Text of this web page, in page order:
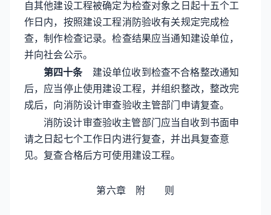
自其他建设工程被确定为检查对象之日起十五个工
作日内，按照建设工程消防验收有关规定完成检
查，制作检查记录。检查结果应当通知建设单位，
并向社会公示。
第四十条建设单位收到检查不合格整改通知
后，应当停止使用建设工程，并组织整改，整改完
成后，向消防设计审查验收主管部门申请复查。
消防设计审查验收主管部门应当自收到书面申
请之日起七个工作日内进行复查，并出具复查意
见。复查合格后方可使用建设工程。
第六章 附 则